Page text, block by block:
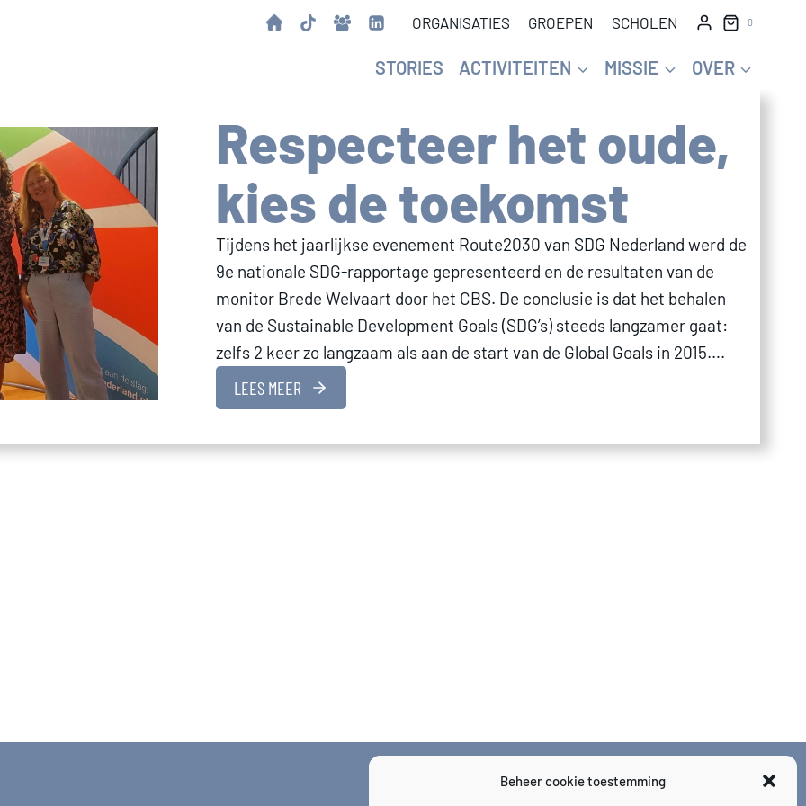
Beheer cookie toestemming
ORGANISATIES GROEPEN SCHOLEN 0
STORIES ACTIVITEITEN MISSIE OVER
Respecteer het oude,
kies de toekomst
Tijdens het jaarlijkse evenement Route2030 van SDG Nederland werd de
9e nationale SDG-rapportage gepresenteerd en de resultaten van de
monitor Brede Welvaart door het CBS. De conclusie is dat het behalen
van de Sustainable Development Goals (SDG’s) steeds langzamer gaat:
zelfs 2 keer zo langzaam als aan de start van de Global Goals in 2015….
LEES MEER